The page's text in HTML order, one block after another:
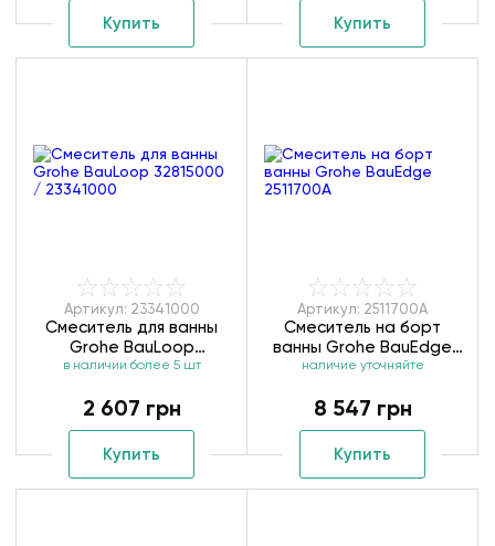
Купить Купить
Артикул: 23341000
Смеситель для ванны
Grohe BauLoop
32815000 / 23341000
в наличии более 5 шт
2 607 грн
Купить
Артикул: 2511700A
Смеситель на борт
ванны Grohe BauEdge
2511700A
наличие уточняйте
8 547 грн
Купить